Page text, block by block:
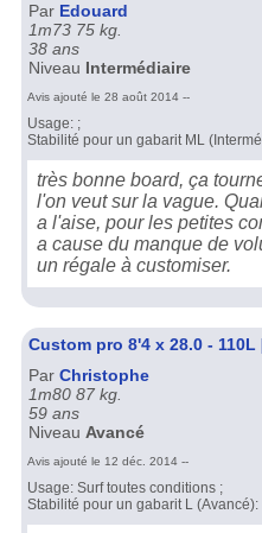
Par Edouard
1m73 75 kg.
38 ans
Niveau Intermédiaire
Avis ajouté le 28 août 2014 --
Usage: ;
Stabilité pour un gabarit ML
très bonne board, ça
l'on veut sur la vague.
a l'aise, pour les petites
a cause du manque de
un régale à customiser.
Custom pro 8'4 x 28.0 - 110L
Par Christophe
1m80 87 kg.
59 ans
Niveau Avancé
Avis ajouté le 12 déc. 2014 --
Usage: Surf toutes conditions ;
Stabilité pour un gabarit L (Avancé):